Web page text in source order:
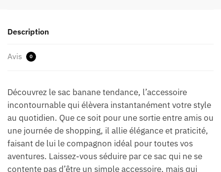
Description
Avis 0
Découvrez le sac banane tendance, l’accessoire
incontournable qui élèvera instantanément votre style
au quotidien. Que ce soit pour une sortie entre amis ou
une journée de shopping, il allie élégance et praticité,
faisant de lui le compagnon idéal pour toutes vos
aventures. Laissez-vous séduire par ce sac qui ne se
contente pas d’être un simple accessoire, mais qui